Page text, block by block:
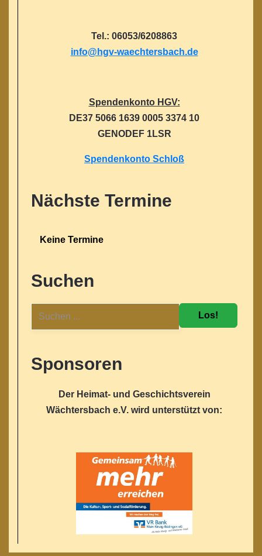
Tel.: 06053/6208863
info@hgv-waechtersbach.de
Spendenkonto HGV:
DE37 5066 1639 0005 3374 10
GENODEF 1LSR
Spendenkonto Schloß
Nächste Termine
Keine Termine
Suchen
Los!
Sponsoren
Der Heimat- und Geschichtsverein
Wächtersbach e.V. wird unterstützt von: